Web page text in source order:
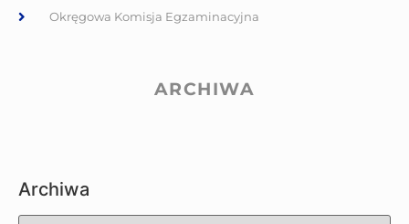
Okręgowa Komisja Egzaminacyjna
ARCHIWA
Archiwa